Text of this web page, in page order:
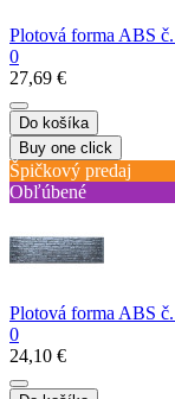
Plotová forma ABS
0
27,69 €
Do košíka
Buy one click
Špičkový predaj
Obľúbené
Plotová forma ABS
0
24,10 €